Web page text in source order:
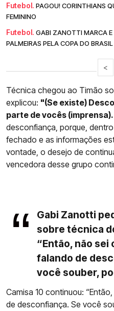
Futebol. PAGOU! CORINTHIANS
FEMININO
Futebol. GABI ZANOTTI MARCA E
PALMEIRAS PELA COPA DO BRASIL
<
Técnica chegou ao Timão
explicou: "(Se existe)
parte de vocês (imprensa).
desconfiança, porque,
fechado e as informações
vontade, o desejo de
vencedora desse grupo
Gabi Zanotti
sobre técnica
“Então, não sei
falando de
você souber,
Camisa 10 continuou:
de desconfiança. Se você